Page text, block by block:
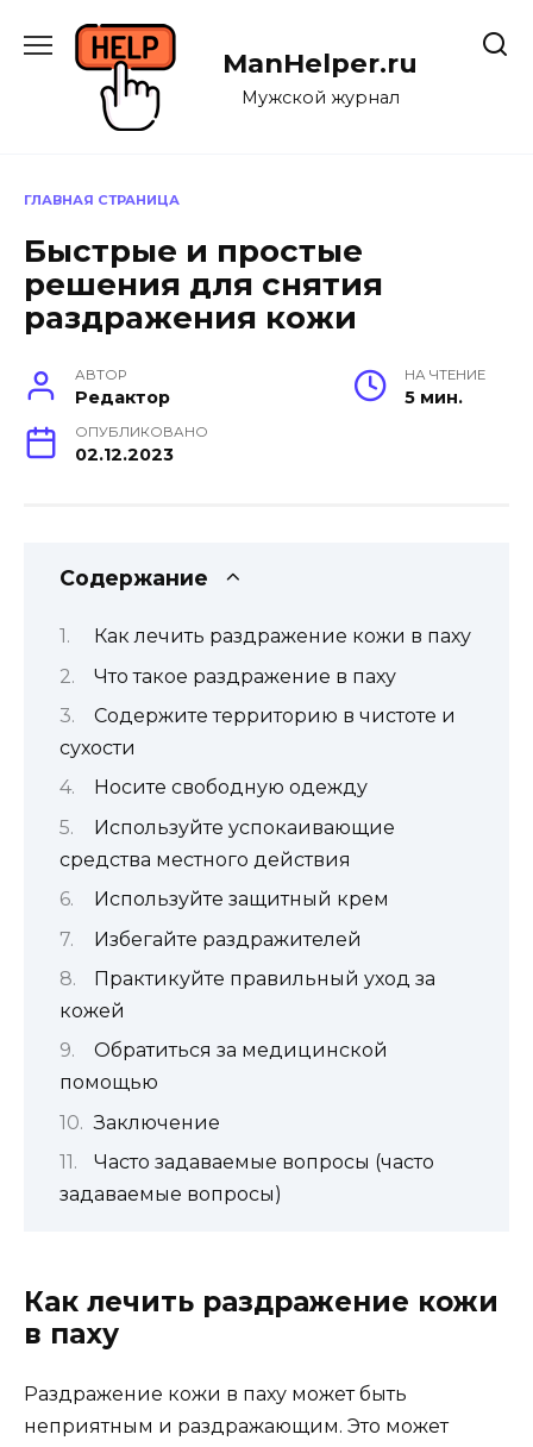
содержанию
ManHelper.ru
Мужской журнал
ГЛАВНАЯ СТРАНИЦА
Быстрые и простые
решения для снятия
раздражения кожи
АВТОР
Редактор
НА ЧТЕНИЕ
5 мин.
ОПУБЛИКОВАНО
02.12.2023
Содержание
Как лечить раздражение кожи в паху
Что такое раздражение в паху
Содержите территорию в чистоте и
сухости
Носите свободную одежду
Используйте успокаивающие
средства местного действия
Используйте защитный крем
Избегайте раздражителей
Практикуйте правильный уход за
кожей
Обратиться за медицинской
помощью
Заключение
Часто задаваемые вопросы (часто
задаваемые вопросы)
Как лечить раздражение кожи
в паху
Раздражение кожи в паху может быть
неприятным и раздражающим. Это может